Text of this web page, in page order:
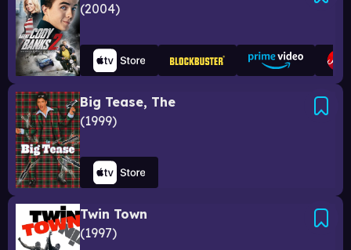
2004
Big Tease, The
1999
Twin Town
1997